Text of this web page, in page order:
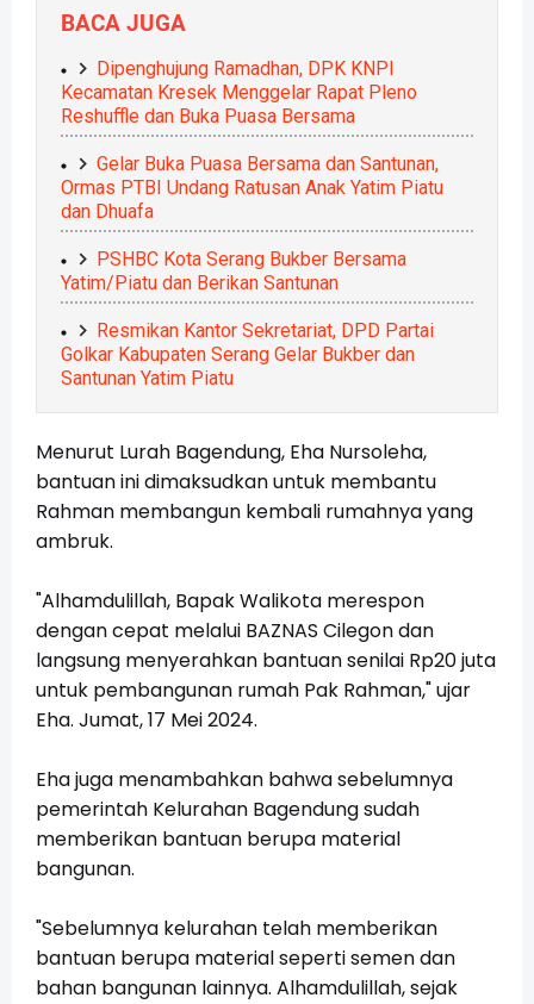
BACA JUGA
Dipenghujung Ramadhan, DPK KNPI
Kecamatan Kresek Menggelar Rapat Pleno
Reshuffle dan Buka Puasa Bersama
Gelar Buka Puasa Bersama dan Santunan,
Ormas PTBI Undang Ratusan Anak Yatim Piatu
dan Dhuafa
PSHBC Kota Serang Bukber Bersama
Yatim/Piatu dan Berikan Santunan
Resmikan Kantor Sekretariat, DPD Partai
Golkar Kabupaten Serang Gelar Bukber dan
Santunan Yatim Piatu
Menurut Lurah Bagendung, Eha Nursoleha,
bantuan ini dimaksudkan untuk membantu
Rahman membangun kembali rumahnya yang
ambruk.
"Alhamdulillah, Bapak Walikota merespon
dengan cepat melalui BAZNAS Cilegon dan
langsung menyerahkan bantuan senilai Rp20 juta
untuk pembangunan rumah Pak Rahman," ujar
Eha. Jumat, 17 Mei 2024.
Eha juga menambahkan bahwa sebelumnya
pemerintah Kelurahan Bagendung sudah
memberikan bantuan berupa material
bangunan.
"Sebelumnya kelurahan telah memberikan
bantuan berupa material seperti semen dan
bahan bangunan lainnya. Alhamdulillah, sejak